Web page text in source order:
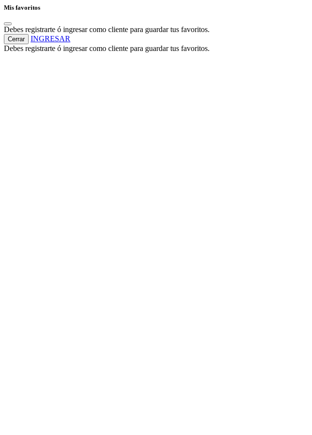
Mis favoritos
Debes registrarte ó ingresar como cliente para guardar tus favoritos.
Cerrar
INGRESAR
Debes registrarte ó ingresar como cliente para guardar tus favoritos.